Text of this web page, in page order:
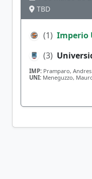
TBD
(1) Imperio
(3)
IMP: Pramparo, Andres
UNI: Meneguzzo,